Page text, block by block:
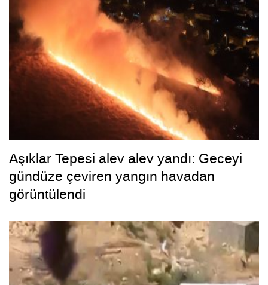
Aşıklar Tepesi alev alev yandı: Geceyi
gündüze çeviren yangın havadan
görüntülendi